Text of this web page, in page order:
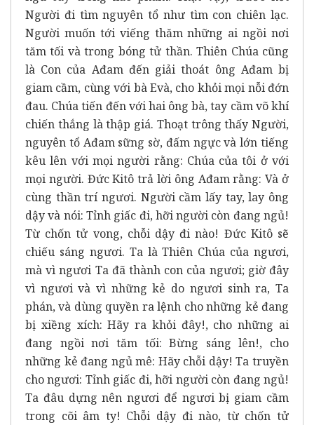
Người đi tìm nguyên tổ như tìm con chiên lạc.
Người muốn tới viếng thăm những ai ngồi nơi
tăm tối và trong bóng tử thần. Thiên Chúa cũng
là Con của Ađam đến giải thoát ông Ađam bị
giam cầm, cùng với bà Evà, cho khỏi mọi nỗi đớn
đau. Chúa tiến đến với hai ông bà, tay cầm võ khí
chiến thắng là thập giá. Thoạt trông thấy Người,
nguyên tổ Ađam sững sờ, đấm ngực và lớn tiếng
kêu lên với mọi người rằng: Chúa của tôi ở với
mọi người. Đức Kitô trả lời ông Ađam rằng: Và ở
cùng thần trí ngươi. Người cầm lấy tay, lay ông
dậy và nói: Tỉnh giấc đi, hỡi người còn đang ngủ!
Từ chốn tử vong, chỗi dậy đi nào! Đức Kitô sẽ
chiếu sáng ngươi. Ta là Thiên Chúa của ngươi,
mà vì ngươi Ta đã thành con của ngươi; giờ đây
vì ngươi và vì những kẻ do ngươi sinh ra, Ta
phán, và dùng quyền ra lệnh cho những kẻ đang
bị xiềng xích: Hãy ra khỏi đây!, cho những ai
đang ngồi nơi tăm tối: Bừng sáng lên!, cho
những kẻ đang ngủ mê: Hãy chỗi dậy! Ta truyền
cho ngươi: Tỉnh giấc đi, hỡi người còn đang ngủ!
Ta đâu dựng nên ngươi để ngươi bị giam cầm
trong cõi âm ty! Chỗi dậy đi nào, từ chốn tử